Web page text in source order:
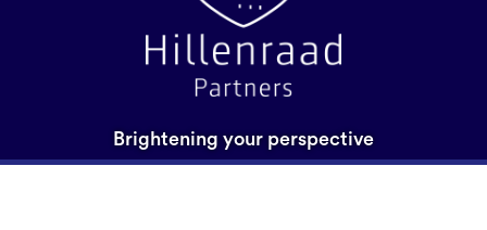
Brightening your perspective